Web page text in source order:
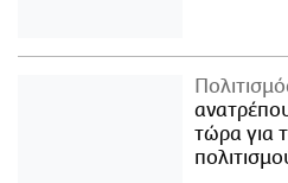
τώρα για